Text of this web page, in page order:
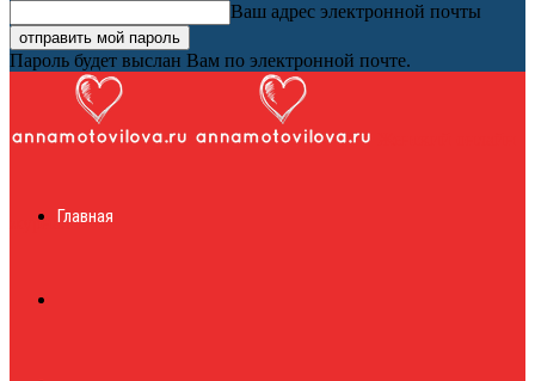
Ваш адрес электронной почты
Пароль будет выслан Вам по электронной почте.
журналГлавная